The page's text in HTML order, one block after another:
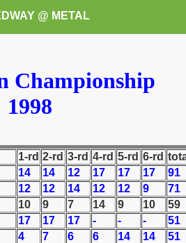
@ METAL
Championship
1998
1-rd 2-rd 3-rd 4-rd 5-rd 6-rd
14 14 12 17 17 17
91
12 12 14 12 12 9
71
10 9 7 14 9 10
59
17 17 17 - - -
51
4 7 6 6 14 14
51
to exchange or sale)
Championship)